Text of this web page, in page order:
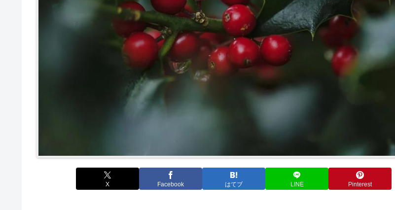
X Facebook はてブ LINE Pinterest